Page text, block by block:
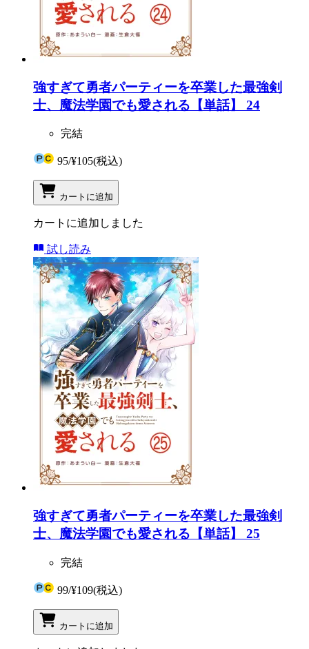
強すぎて勇者パーティーを卒業した最強剣
士、魔法学園でも愛される【単話】 24
完結
95/¥105(税込)
カートに追加
カートに追加しました
試し読み
強すぎて勇者パーティーを卒業した最強剣
士、魔法学園でも愛される【単話】 25
完結
99/¥109(税込)
カートに追加